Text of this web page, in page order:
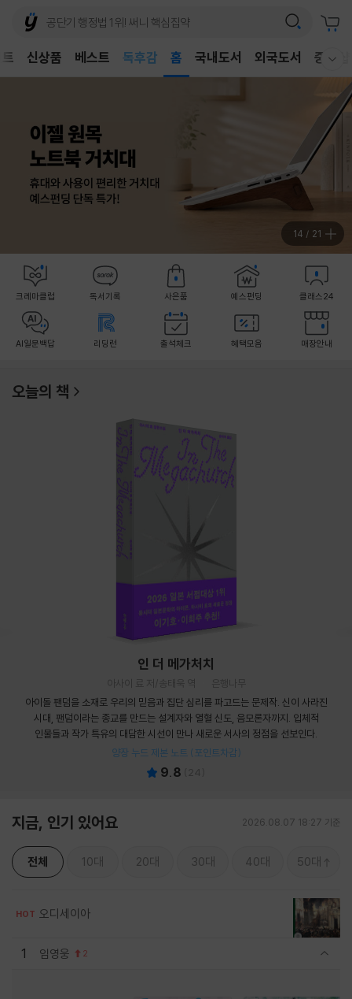
신상품 베스트
어린이
어린이
홈 국내도서 외국도서 중고샵
14 / 21
크레마클럽 독서기록 사은품 예스펀딩 클래스24
AI일문백답 리딩런 출석체크 혜택모음 매장안내
오늘의 책
인 더 메가처치
아사이 료 저/송태욱 역
은행나무
아이돌 팬덤을 소재로 우리의 믿음과 집단 심리를 파고드는 문제작. 신이 사라진
시대, 팬덤이라는 종교를 만드는 설계자와 열혈 신도, 음모론자까지. 입체적
인물들과 작가 특유의 대담한 시선이 만나 새로운 서사의 정점을 선보인다.
양장 누드 제본 노트 (포인트차감)
9.8 24
지금, 인기 있어요 2026.08.07 18:27 기준
전체 10대 20대 30대 40대 50대
HOT 오디세이아
1 임영웅 2